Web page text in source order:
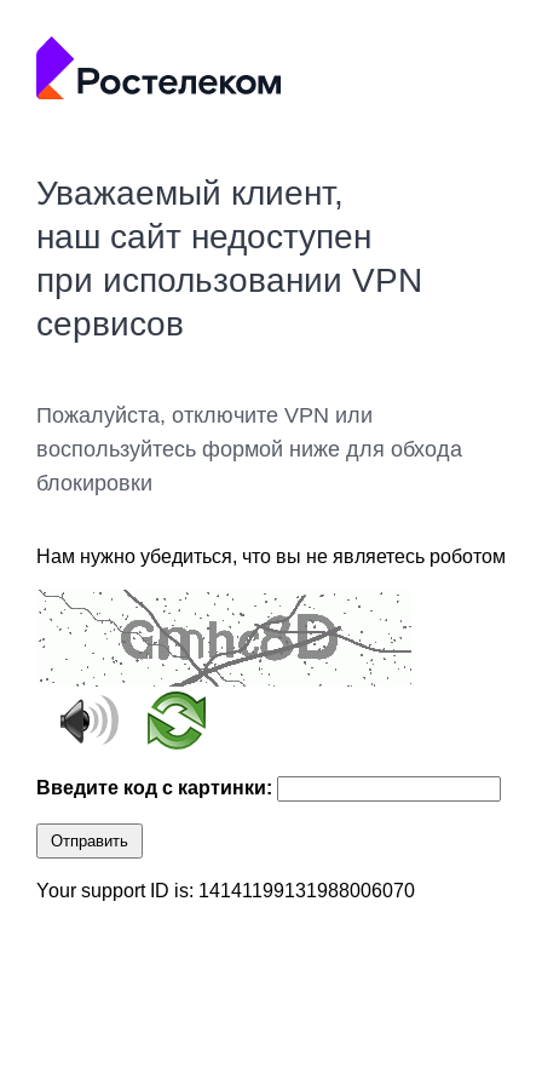
Уважаемый клиент,
наш сайт недоступен
при использовании VPN
сервисов
Пожалуйста, отключите VPN или
воспользуйтесь формой ниже для обхода
блокировки
Нам нужно убедиться, что вы не являетесь роботом
Введите код с картинки:
Отправить
Your support ID is: 14141199131988006070